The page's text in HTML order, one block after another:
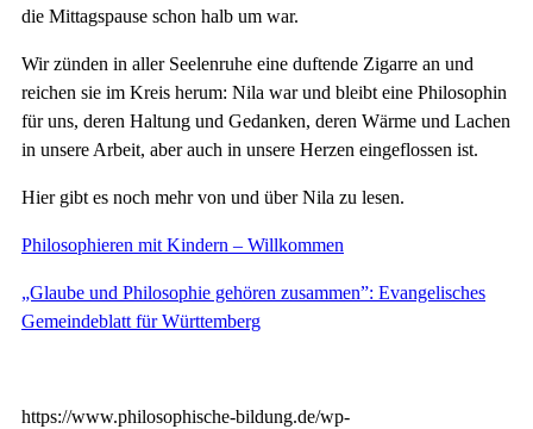
die Mittagspause schon halb um war.
Wir zünden in aller Seelenruhe eine duftende Zigarre an und
reichen sie im Kreis herum: Nila war und bleibt eine Philosophin
für uns, deren Haltung und Gedanken, deren Wärme und Lachen
in unsere Arbeit, aber auch in unsere Herzen eingeflossen ist.
Hier gibt es noch mehr von und über Nila zu lesen.
Philosophieren mit Kindern – Willkommen
„Glaube und Philosophie gehören zusammen”: Evangelisches
Gemeindeblatt für Württemberg
https://www.philosophische-bildung.de/wp-